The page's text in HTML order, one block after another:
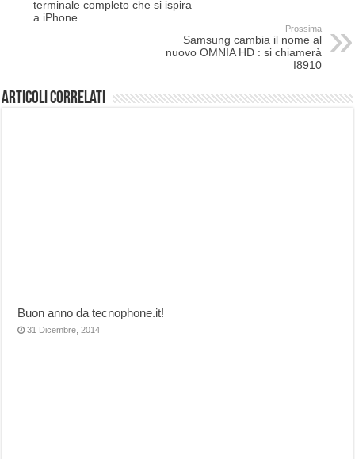
terminale completo che si ispira
a iPhone.
Prossima
Samsung cambia il nome al
nuovo OMNIA HD : si chiamerà
I8910
Articoli correlati
Buon anno da tecnophone.it!
31 Dicembre, 2014